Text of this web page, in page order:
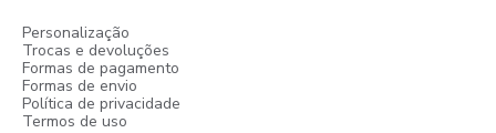
Personalização
Trocas e devoluções
Formas de pagamento
Formas de envio
Política de privacidade
Termos de uso